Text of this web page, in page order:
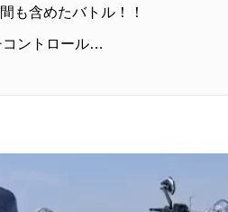
も含めたバトル！！
コントロール…